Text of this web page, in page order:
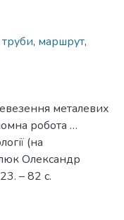
труби, маршрут,
металевих
робота …
(на
Олександр
– 82 с.